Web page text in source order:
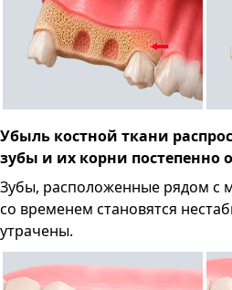
Убыль костной ткани
зубы и их корни постепенно
Зубы, расположенные рядом с
со временем становятся
утрачены.